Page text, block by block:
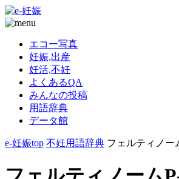
エコー写真
妊娠,出産
妊活,不妊
よくあるQA
みんなの投稿
用語辞典
データ館
e-妊娠top 不妊用語辞典 フェルティノー